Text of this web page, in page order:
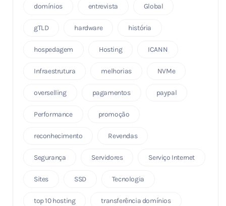
domínios entrevista Global
gTLD hardware história
hospedagem Hosting ICANN
Infraestrutura melhorias NVMe
overselling pagamentos paypal
Performance promoção
reconhecimento Revendas
Segurança Servidores Serviço Internet
Sites SSD Tecnologia
top 10 hosting transferência domínios